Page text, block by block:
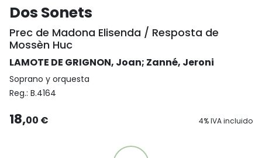
Dos Sonets
Prec de Madona Elisenda / Resposta de
Mossèn Huc
LAMOTE DE GRIGNON, Joan; Zanné, Jeroni
Soprano y orquesta
Reg.: B.4164
18,00 € 4% IVA incluido